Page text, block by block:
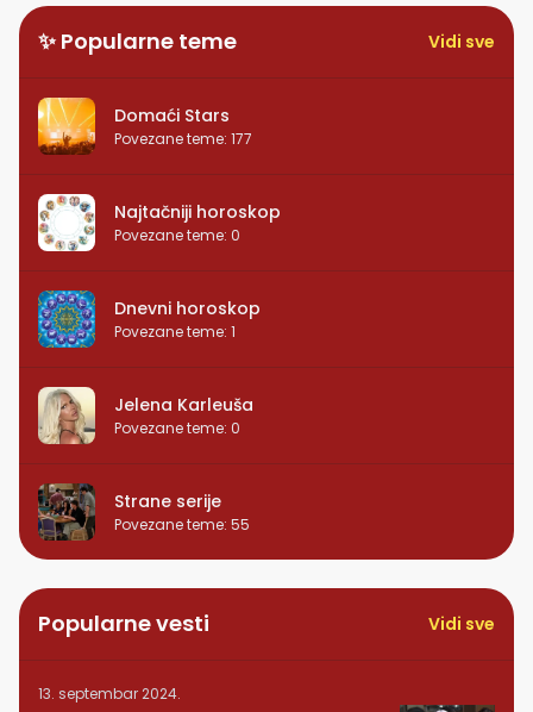
✨ Popularne teme Vidi sve
Domaći Stars
Povezane teme: 177
Najtačniji horoskop
Povezane teme: 0
Dnevni horoskop
Povezane teme: 1
Jelena Karleuša
Povezane teme: 0
Strane serije
Povezane teme: 55
Popularne vesti Vidi sve
13. septembar 2024.